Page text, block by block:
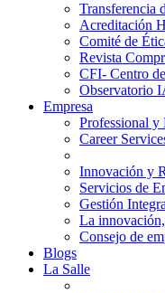
Transferencia
Acreditación
Comité de
Revista
CFI- Centro
Observatorio
Empresa
Professional y
Career
Innovación y
Servicios de
Gestión
La
Consejo de
Blogs
La Salle